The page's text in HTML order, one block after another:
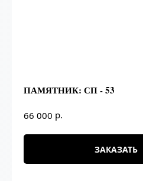
ПАМЯТНИК: СП - 53
66 000 р.
ЗАКАЗАТЬ